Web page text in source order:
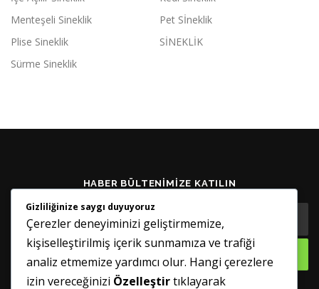
Menteşeli Sineklik
Pet Sİneklik
Plise Sineklik
SİNEKLİK
Sürme Sineklik
HABER BÜLTENIMIZE KATILIN
Gizliliğinize saygı duyuyoruz
Çerezler deneyiminizi geliştirmemize,
kişiselleştirilmiş içerik sunmamıza ve trafiği
analiz etmemize yardımcı olur. Hangi çerezlere
izin vereceğinizi Özelleştirtıklayarak